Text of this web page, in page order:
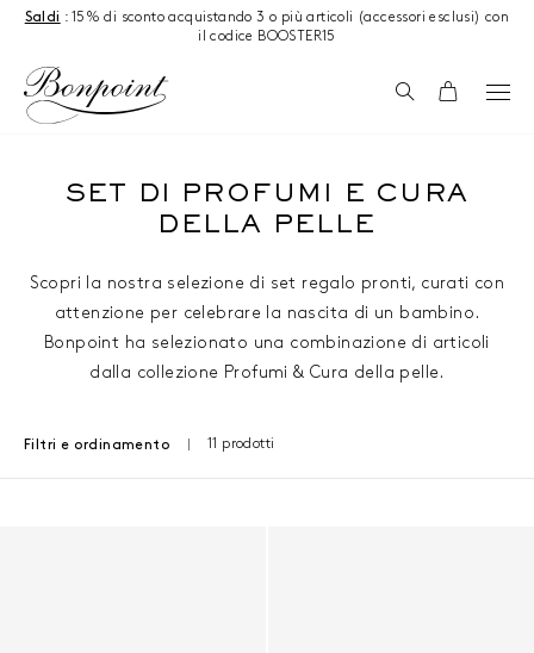
Salta al contenuto
Saldi : 15% di sconto acquistando 3 o più articoli (accessori esclusi) con
il codice BOOSTER15
RicercaCarrello
SET DI PROFUMI E CURA
DELLA PELLE
Scopri la nostra selezione di set regalo pronti, curati con
attenzione per celebrare la nascita di un bambino.
Bonpoint ha selezionato una combinazione di articoli
dalla collezione Profumi & Cura della pelle.
Filtri e ordinamento 11 prodotti